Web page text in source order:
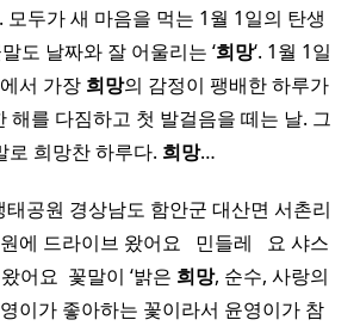
모두가 새 마음을 먹는 1월 1일의 탄생
도 날짜와 잘 어울리는 ‘희망‘. 1월 1일
서 가장 희망의 감정이 팽배한 하루가
해를 다짐하고 첫 발걸음을 떼는 날. 그
로 희망찬 하루다. 희망…
공원 경상남도 함안군 대산면 서촌리
에 드라이브 왔어요 ​ ​ 민들레 ​ ​ 요 샤스
어요 ​ 꽃말이 ‘밝은 희망, 순수, 사랑의
이가 좋아하는 꽃이라서 윤영이가 참